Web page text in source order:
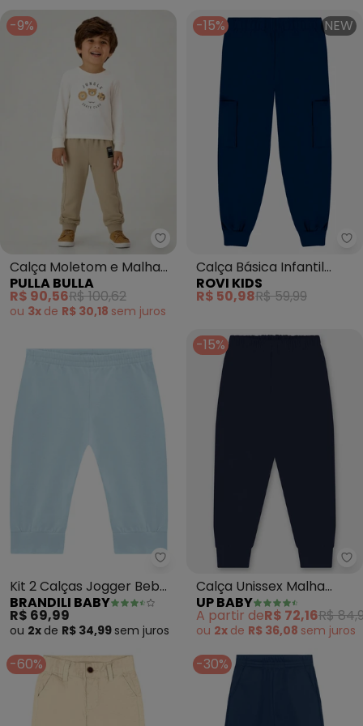
-9%
Pulla Bulla - Calça Moletom e
Calça Moletom e Malha
Relevo (Verde)
PULLA BULLA
R$ 90,56R$ 100,62
ou 3x de R$ 30,18 sem juros
-15% NEW
Calça Básica Infantil
(Azul)
ROVI KIDS
R$ 50,98R$ 59,99
Brandili Baby - Kit 2 Calças
Kit 2 Calças Jogger Bebê
Unissex (Azul)
BRANDILI BABY
R$ 69,99
ou 2x de R$ 34,99 sem juros
-15%
Calça Unissex Malha
Térmica (Azul)
UP BABY
A partir deR$ 72,16R$
ou 2x de R$ 36,08 sem juros
-60% -30%